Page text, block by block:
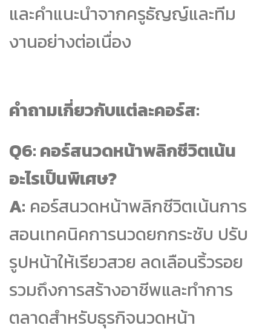
และคำแนะนำจากครูธัญญ์และทีม
งานอย่างต่อเนื่อง
คำถามเกี่ยวกับแต่ละคอร์ส:
Q6: คอร์สนวดหน้าพลิกชีวิตเน้น
อะไรเป็นพิเศษ?
A: คอร์สนวดหน้าพลิกชีวิตเน้นการ
สอนเทคนิคการนวดยกกระชับ ปรับ
รูปหน้าให้เรียวสวย ลดเลือนริ้วรอย
รวมถึงการสร้างอาชีพและทำการ
ตลาดสำหรับธุรกิจนวดหน้า